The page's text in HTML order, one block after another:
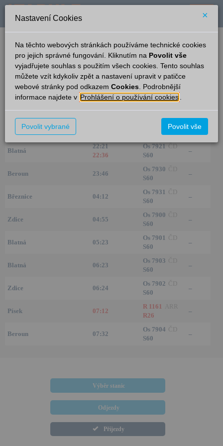
verze: 2.0.6 podpora: help-tabule@oltis.cz
English
Příjezdy
Jince
19:13
Ze směru Čas/Aktuální Vlak/Linka Kolej
Beroun
ČD
–
Blatná
22:21
22:36
Os 7921 ČD
S60
–
Beroun 23:46
Os 7930
S60
–
Březnice 04:12
Os 7931 ČD
S60
–
Zdice 04:55
Os 7900
S60
–
Blatná 05:23
Os 7901 ČD
S60
–
Blatná 06:23
Os 7903
S60
–
Zdice 06:24
Os 7902 ČD
S60
–
Písek 07:12
R 1161
R26
–
Beroun 07:32
Os 7904 ČD
S60
–
Výběr stanic
Odjezdy
Příjezdy
Nastavení Cookies ×
Na těchto webových stránkách používáme technické cookies
pro jejich správné fungování. Kliknutím na Povolit vše
vyjadřujete souhlas s použitím všech cookies. Tento souhlas
můžete vzít kdykoliv zpět a nastavení upravit v patičce
webové stránky pod odkazem Cookies . Podrobnější
informace najdete v Prohlášení o používání cookies
Povolit vybrané Povolit vše